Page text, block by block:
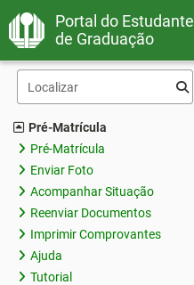
Portal do Estudante
de Graduação
Pré-Matrícula
Pré-Matrícula
Enviar Foto
Acompanhar Situação
Reenviar Documentos
Imprimir Comprovantes
Ajuda
Tutorial